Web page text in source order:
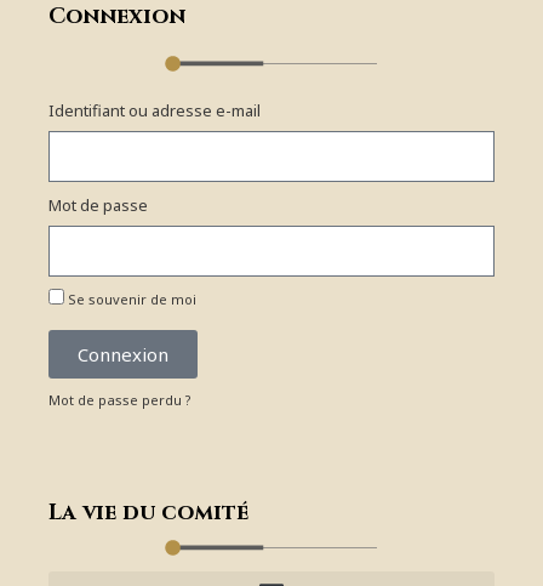
Connexion
Identifiant ou adresse e-mail
Mot de passe
Se souvenir de moi
Connexion
Mot de passe perdu ?
La vie du comité